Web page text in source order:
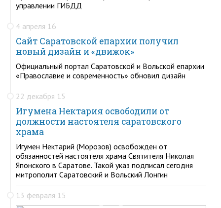
управлении ГИБДД
4 апреля 16
Сайт Саратовской епархии получил
новый дизайн и «движок»
Официальный портал Саратовской и Вольской епархии
«Православие и современность» обновил дизайн
22 декабря 15
Игумена Нектария освободили от
должности настоятеля саратовского
храма
Игумен Нектарий (Морозов) освобожден от
обязанностей настоятеля храма Святителя Николая
Японского в Саратове. Такой указ подписал сегодня
митрополит Саратовский и Вольский Лонгин
13 февраля 15